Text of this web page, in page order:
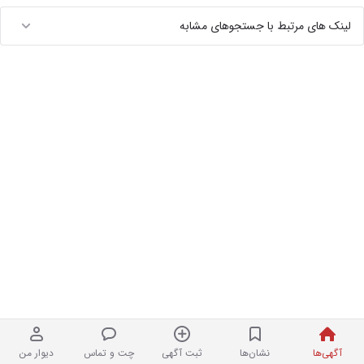
آگهی‌ها نشان‌ها ثبت آگهی چت و تماس دیوار من
لینک های مرتبط با جستجوهای مشابه